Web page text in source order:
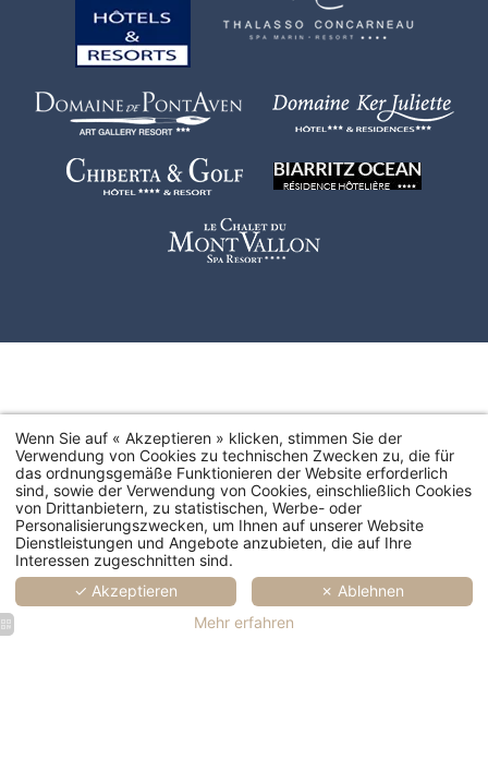
Wenn Sie auf « Akzeptieren » klicken, stimmen Sie der
Verwendung von Cookies zu technischen Zwecken zu, die für
das ordnungsgemäße Funktionieren der Website erforderlich
sind, sowie der Verwendung von Cookies, einschließlich Cookies
von Drittanbietern, zu statistischen, Werbe- oder
Personalisierungszwecken, um Ihnen auf unserer Website
Dienstleistungen und Angebote anzubieten, die auf Ihre
Interessen zugeschnitten sind.
✓ Akzeptieren
✗ Ablehnen
Mehr erfahren